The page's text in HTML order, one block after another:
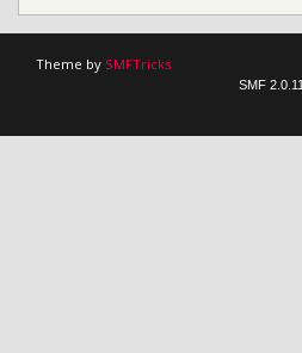
Theme by SMFTricks
SMF 2.0.11